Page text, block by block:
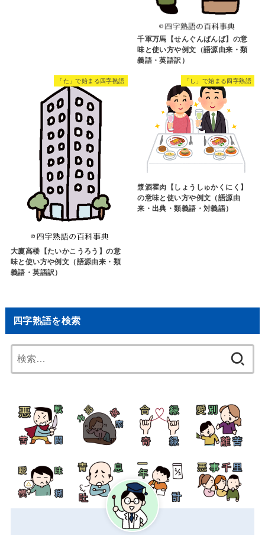
千軍万馬【せんぐんばんば】の意
味と使い方や例文（語源由来・類
義語・英語訳）
「た」で始まる四字熟語
大廈高楼【たいかこうろう】の意
味と使い方や例文（語源由来・類
義語・英語訳）
「し」で始まる四字熟語
漿酒霍肉【しょうしゅかくにく】
の意味と使い方や例文（語源由
来・出典・類義語・対義語）
四字熟語を検索
索: